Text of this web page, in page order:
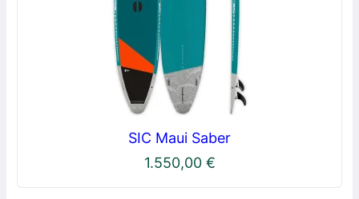
SIC Maui Saber
1.550,00 €